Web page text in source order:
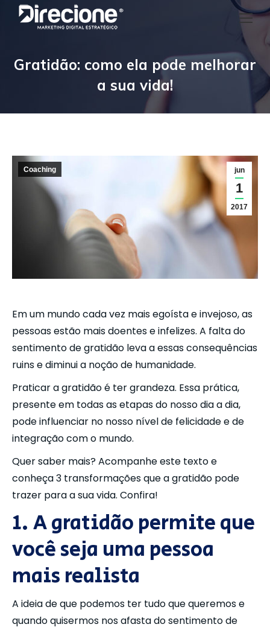
Gratidão: como ela pode melhorar
a sua vida!
jun
1
2017
Coaching
Em um mundo cada vez mais egoísta e invejoso, as
pessoas estão mais doentes e infelizes. A falta do
sentimento de gratidão leva a essas consequências
ruins e diminui a noção de humanidade.
Praticar a gratidão é ter grandeza. Essa prática,
presente em todas as etapas do nosso dia a dia,
pode influenciar no nosso nível de felicidade e de
integração com o mundo.
Quer saber mais? Acompanhe este texto e
conheça 3 transformações que a gratidão pode
trazer para a sua vida. Confira!
1. A gratidão permite que
você seja uma pessoa
mais realista
A ideia de que podemos ter tudo que queremos e
quando quisermos nos afasta do sentimento de